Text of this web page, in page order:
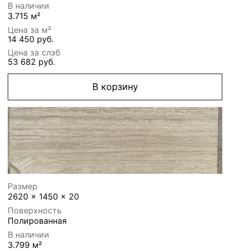
В наличии
3.715 м²
Цена за м²
14 450 руб.
Цена за слэб
53 682 руб.
В корзину
Размер
2620 x 1450 x 20
Поверхность
Полированная
В наличии
3.799 м²